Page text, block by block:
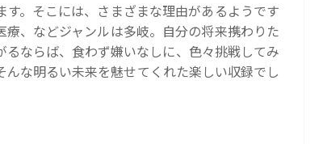
。そこには、さまざまな理由があるようです
、などジャンルは多岐。自分の将来携わりた
ならば、食わず嫌いなしに、色々挑戦してみ
な明るい未来を魅せてくれた楽しい収録でし